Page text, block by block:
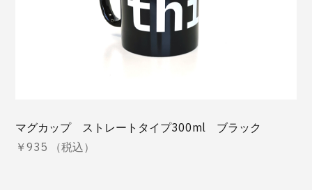
マグカップ ストレートタイプ300ml ブラック
￥935 （税込）